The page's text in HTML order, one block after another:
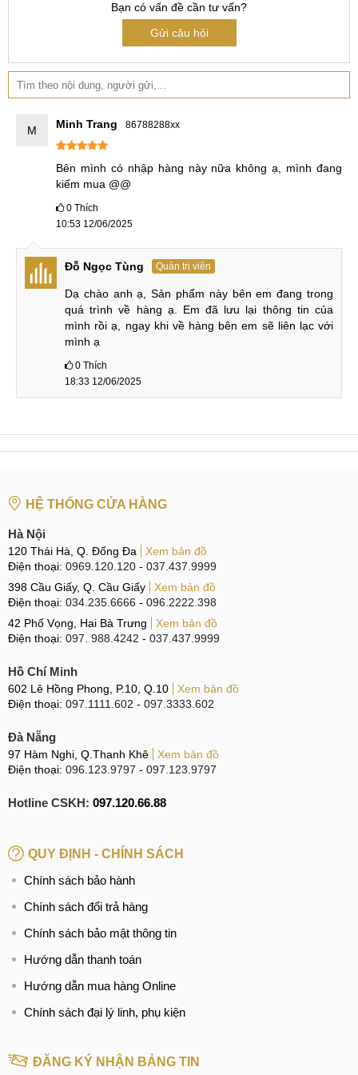
Như vậy, màn hình Tecno CAMON 30 Pro có không gian
hiển thị rộng rãi hơn cũng như mượt mà hơn với mọi tác vụ
sử dụng.
Nâng cấp hiệu năng
Hiệu năng cũng là sự nâng cấp mạnh mẽ của Tecno
CAMON 30 Pro sử dụng chip Dimensity 8200 Ultimate tiến
trình 4nm, xung nhịp CPU 3.1GHz và GPU Mali-G610 MC6.
Còn CAMON 20 Pro 5G sử dụng chip Dimensity 8050 tiến
trình 6nm xung nhịp CPU 3GHz và GPU Mali-G77 MC9 cho
ra hiệu năng kém hơn so với bản kế nhiệm.
So sánh hiệu năng Tecno CAMON 30 Pro và CAMON 20
(4nm)
CPU
Xung nhịp tối đa3.1
GHz
GHz
GPU Mali-G610 MC6 Mali-G77 MC9
RAM 12GB 8GB
Bên cạnh đó, CAMON 30 Pro có RAM 12GB cao hơn so
RAM 4GB của bản tiền nhiệm giúp thiết bị hoạt động mượt
mà hơn trong mọi điều kiện sử dụng.
So sánh hiệu năng
Cải tiến camera
của bản tiền nhiệm, nhưng đây là cảm biến IMX890 cao cấp
của Sony cho khả năng chụp ảnh và quay phim ấn tượng
hơn.
So sánh camera Tecno CAMON 30 Pro và CAMON 20
Pro 5G:
Pro
50MP (góc rộng)
2MP (độ sâu)
Bạn có vấn đề cần tư vấn?
Gửi câu hỏi
M Minh Trang 86788288xx
Bên mình có nhập hàng này nữa không ạ, mình đang
kiếm mua @@
0 Thích
10:53 12/06/2025
Đỗ Ngọc Tùng Quản trị viên
Dạ chào anh ạ, Sản phẩm này bên em đang trong
quá trình về hàng ạ. Em đã lưu lại thông tin của
mình rồi ạ, ngay khi về hàng bên em sẽ liên lạc với
mình ạ
0 Thích
18:33 12/06/2025
HỆ THỐNG CỬA HÀNG
Hà Nội
120 Thái Hà, Q. Đống Đa
Xem bản đồ
Điện thoại: 0969.120.120 - 037.437.9999
398 Cầu Giấy, Q. Cầu Giấy
Xem bản đồ
Điện thoại: 034.235.6666 - 096.2222.398
42 Phố Vọng, Hai Bà Trưng
Xem bản đồ
Điện thoại: 097. 988.4242 - 037.437.9999
Hồ Chí Minh
602 Lê Hồng Phong, P.10, Q.10
Xem bản đồ
Điện thoại: 097.1111.602 - 097.3333.602
Đà Nẵng
97 Hàm Nghi, Q.Thanh Khê
Xem bản đồ
Điện thoại: 096.123.9797 - 097.123.9797
Hotline CSKH: 097.120.66.88
QUY ĐỊNH - CHÍNH SÁCH
Chính sách bảo hành
Chính sách đổi trả hàng
Chính sách bảo mật thông tin
Hướng dẫn thanh toán
Hướng dẫn mua hàng Online
Chính sách đại lý linh, phụ kiện
ĐĂNG KÝ NHẬN BẢNG TIN